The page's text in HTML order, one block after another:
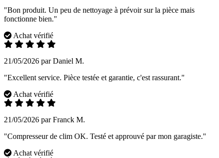
"Bon produit. Un peu de nettoyage à prévoir sur la pièce mais
fonctionne bien."
Achat vérifié
21/05/2026 par Daniel M.
"Excellent service. Pièce testée et garantie, c'est rassurant."
Achat vérifié
21/05/2026 par Franck M.
"Compresseur de clim OK. Testé et approuvé par mon garagiste."
Achat vérifié